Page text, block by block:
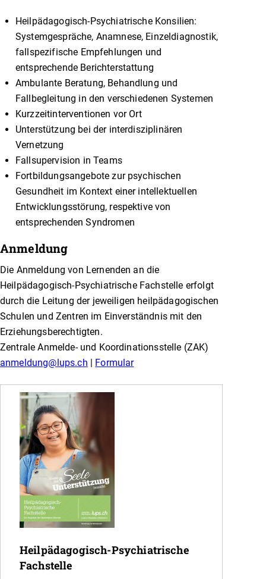
Heilpädagogisch-Psychiatrische Konsilien:
Systemgespräche, Anamnese, Einzeldiagnostik,
fallspezifische Empfehlungen und
entsprechende Berichterstattung
Ambulante Beratung, Behandlung und
Fallbegleitung in den verschiedenen Systemen
Kurzzeitinterventionen vor Ort
Unterstützung bei der interdisziplinären
Vernetzung
Fallsupervision in Teams
Fortbildungsangebote zur psychischen
Gesundheit im Kontext einer intellektuellen
Entwicklungsstörung, respektive von
entsprechenden Syndromen
Anmeldung
Die Anmeldung von Lernenden an die
Heilpädagogisch-Psychiatrische Fachstelle erfolgt
durch die Leitung der jeweiligen heilpädagogischen
Schulen und Zentren im Einverständnis mit den
Erziehungsberechtigten.
Zentrale Anmelde- und Koordinationsstelle (ZAK)
anmeldung@lups.ch
Formular
Heilpädagogisch-Psychiatrische
Fachstelle